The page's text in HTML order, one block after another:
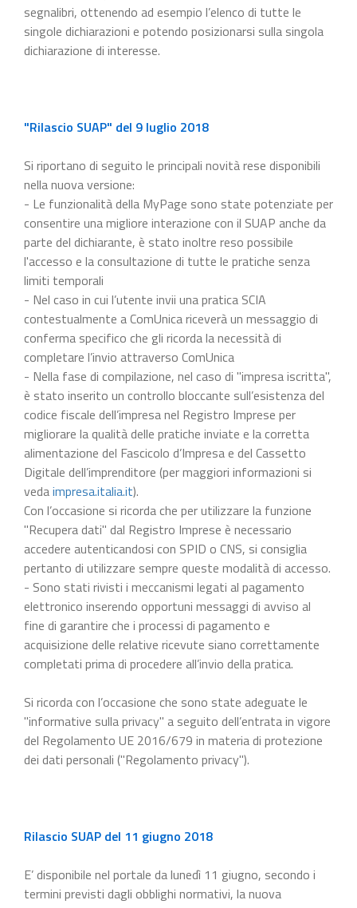
segnalibri, ottenendo ad esempio l’elenco di tutte le
singole dichiarazioni e potendo posizionarsi sulla singola
dichiarazione di interesse.
"Rilascio SUAP" del 9 luglio 2018
Si riportano di seguito le principali novità rese disponibili
nella nuova versione:
- Le funzionalità della MyPage sono state potenziate per
consentire una migliore interazione con il SUAP anche da
parte del dichiarante, è stato inoltre reso possibile
l'accesso e la consultazione di tutte le pratiche senza
limiti temporali
- Nel caso in cui l’utente invii una pratica SCIA
contestualmente a ComUnica riceverà un messaggio di
conferma specifico che gli ricorda la necessità di
completare l’invio attraverso ComUnica
- Nella fase di compilazione, nel caso di "impresa iscritta",
è stato inserito un controllo bloccante sull’esistenza del
codice fiscale dell’impresa nel Registro Imprese per
migliorare la qualità delle pratiche inviate e la corretta
alimentazione del Fascicolo d’Impresa e del Cassetto
Digitale dell’imprenditore (per maggiori informazioni si
vedaimpresa.italia.it).
Con l’occasione si ricorda che per utilizzare la funzione
"Recupera dati" dal Registro Imprese è necessario
accedere autenticandosi con SPID o CNS, si consiglia
pertanto di utilizzare sempre queste modalità di accesso.
- Sono stati rivisti i meccanismi legati al pagamento
elettronico inserendo opportuni messaggi di avviso al
fine di garantire che i processi di pagamento e
acquisizione delle relative ricevute siano correttamente
completati prima di procedere all’invio della pratica.
Si ricorda con l’occasione che sono state adeguate le
"informative sulla privacy" a seguito dell’entrata in vigore
del Regolamento UE 2016/679 in materia di protezione
dei dati personali ("Regolamento privacy").
Rilascio SUAP del 11 giugno 2018
E’ disponibile nel portale da lunedì 11 giugno, secondo i
termini previsti dagli obblighi normativi, la nuova